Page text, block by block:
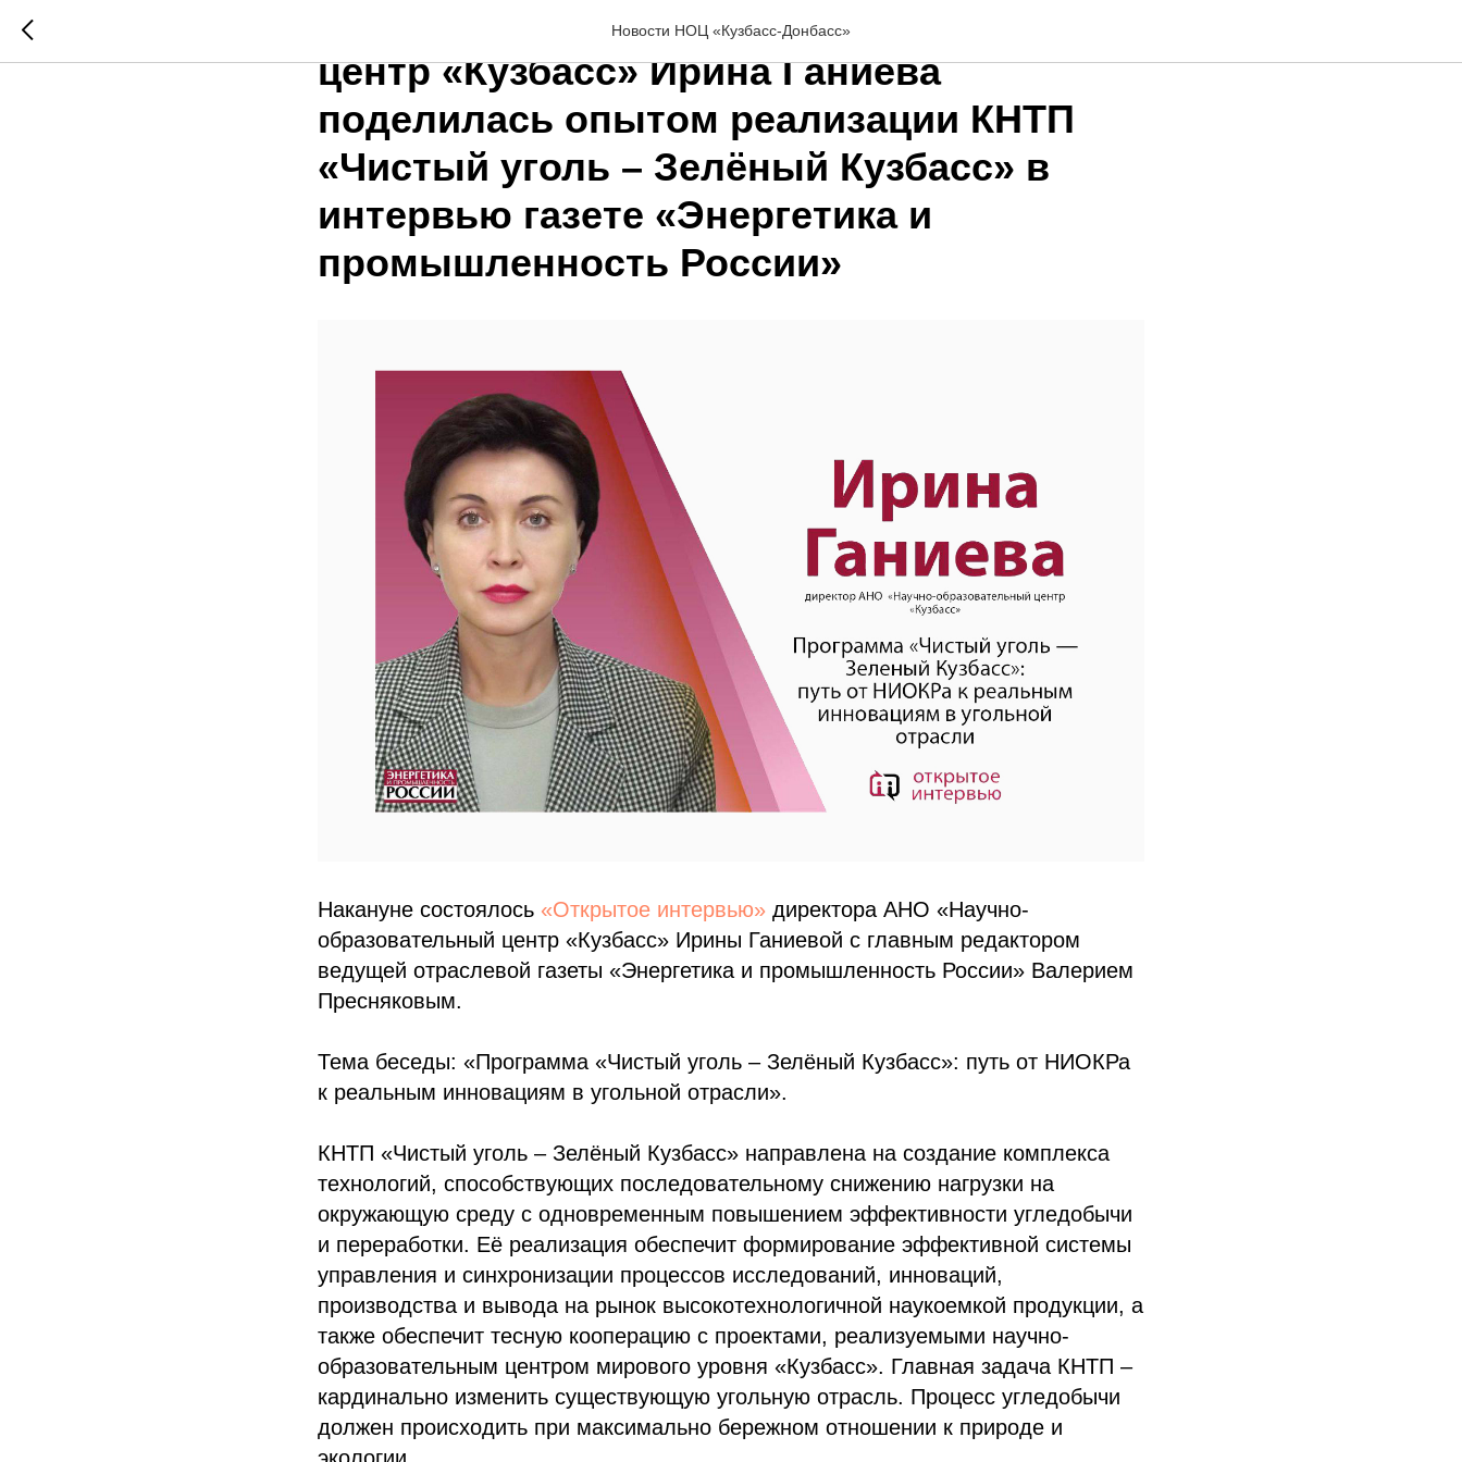
Новости НОЦ «Кузбасс-Донбасс»
Директор АНО «Научно-образовательный
центр «Кузбасс» Ирина Ганиева
поделилась опытом реализации КНТП
«Чистый уголь – Зелёный Кузбасс» в
интервью газете «Энергетика и
промышленность России»
Накануне состоялось «Открытое интервью» директора АНО «Научно-
образовательный центр «Кузбасс» Ирины Ганиевой с главным редактором
ведущей отраслевой газеты «Энергетика и промышленность России» Валерием
Пресняковым.
Тема беседы: «Программа «Чистый уголь – Зелёный Кузбасс»: путь от НИОКРа
к реальным инновациям в угольной отрасли».
КНТП «Чистый уголь – Зелёный Кузбасс» направлена на создание комплекса
технологий, способствующих последовательному снижению нагрузки на
окружающую среду с одновременным повышением эффективности угледобычи
и переработки. Её реализация обеспечит формирование эффективной системы
управления и синхронизации процессов исследований, инноваций,
производства и вывода на рынок высокотехнологичной наукоемкой продукции, а
также обеспечит тесную кооперацию с проектами, реализуемыми научно-
образовательным центром мирового уровня «Кузбасс». Главная задача КНТП –
кардинально изменить существующую угольную отрасль. Процесс угледобычи
должен происходить при максимально бережном отношении к природе и